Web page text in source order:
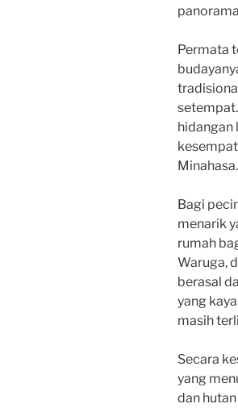
Permata
hidangan
Minahasa.
Bagi
menarik
rumah
Waruga,
berasal
yang
masih
Secara
yang
dan